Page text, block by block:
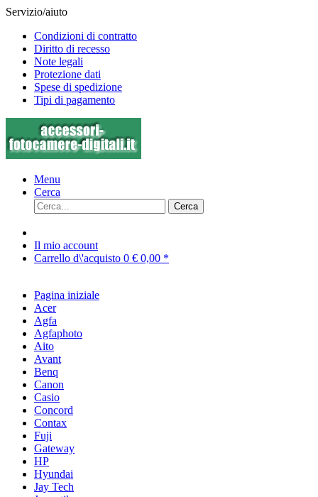
Servizio/aiuto
Condizioni di contratto
Diritto di recesso
Note legali
Protezione dati
Spese di spedizione
Tipi di pagamento
Menu
Cerca
Cerca
Il mio account
Carrello d\'acquisto 0 € 0,00 *
Pagina iniziale
Acer
Agfa
Agfaphoto
Aito
Avant
Benq
Canon
Casio
Concord
Contax
Fuji
Gateway
HP
Hyundai
Jay Tech